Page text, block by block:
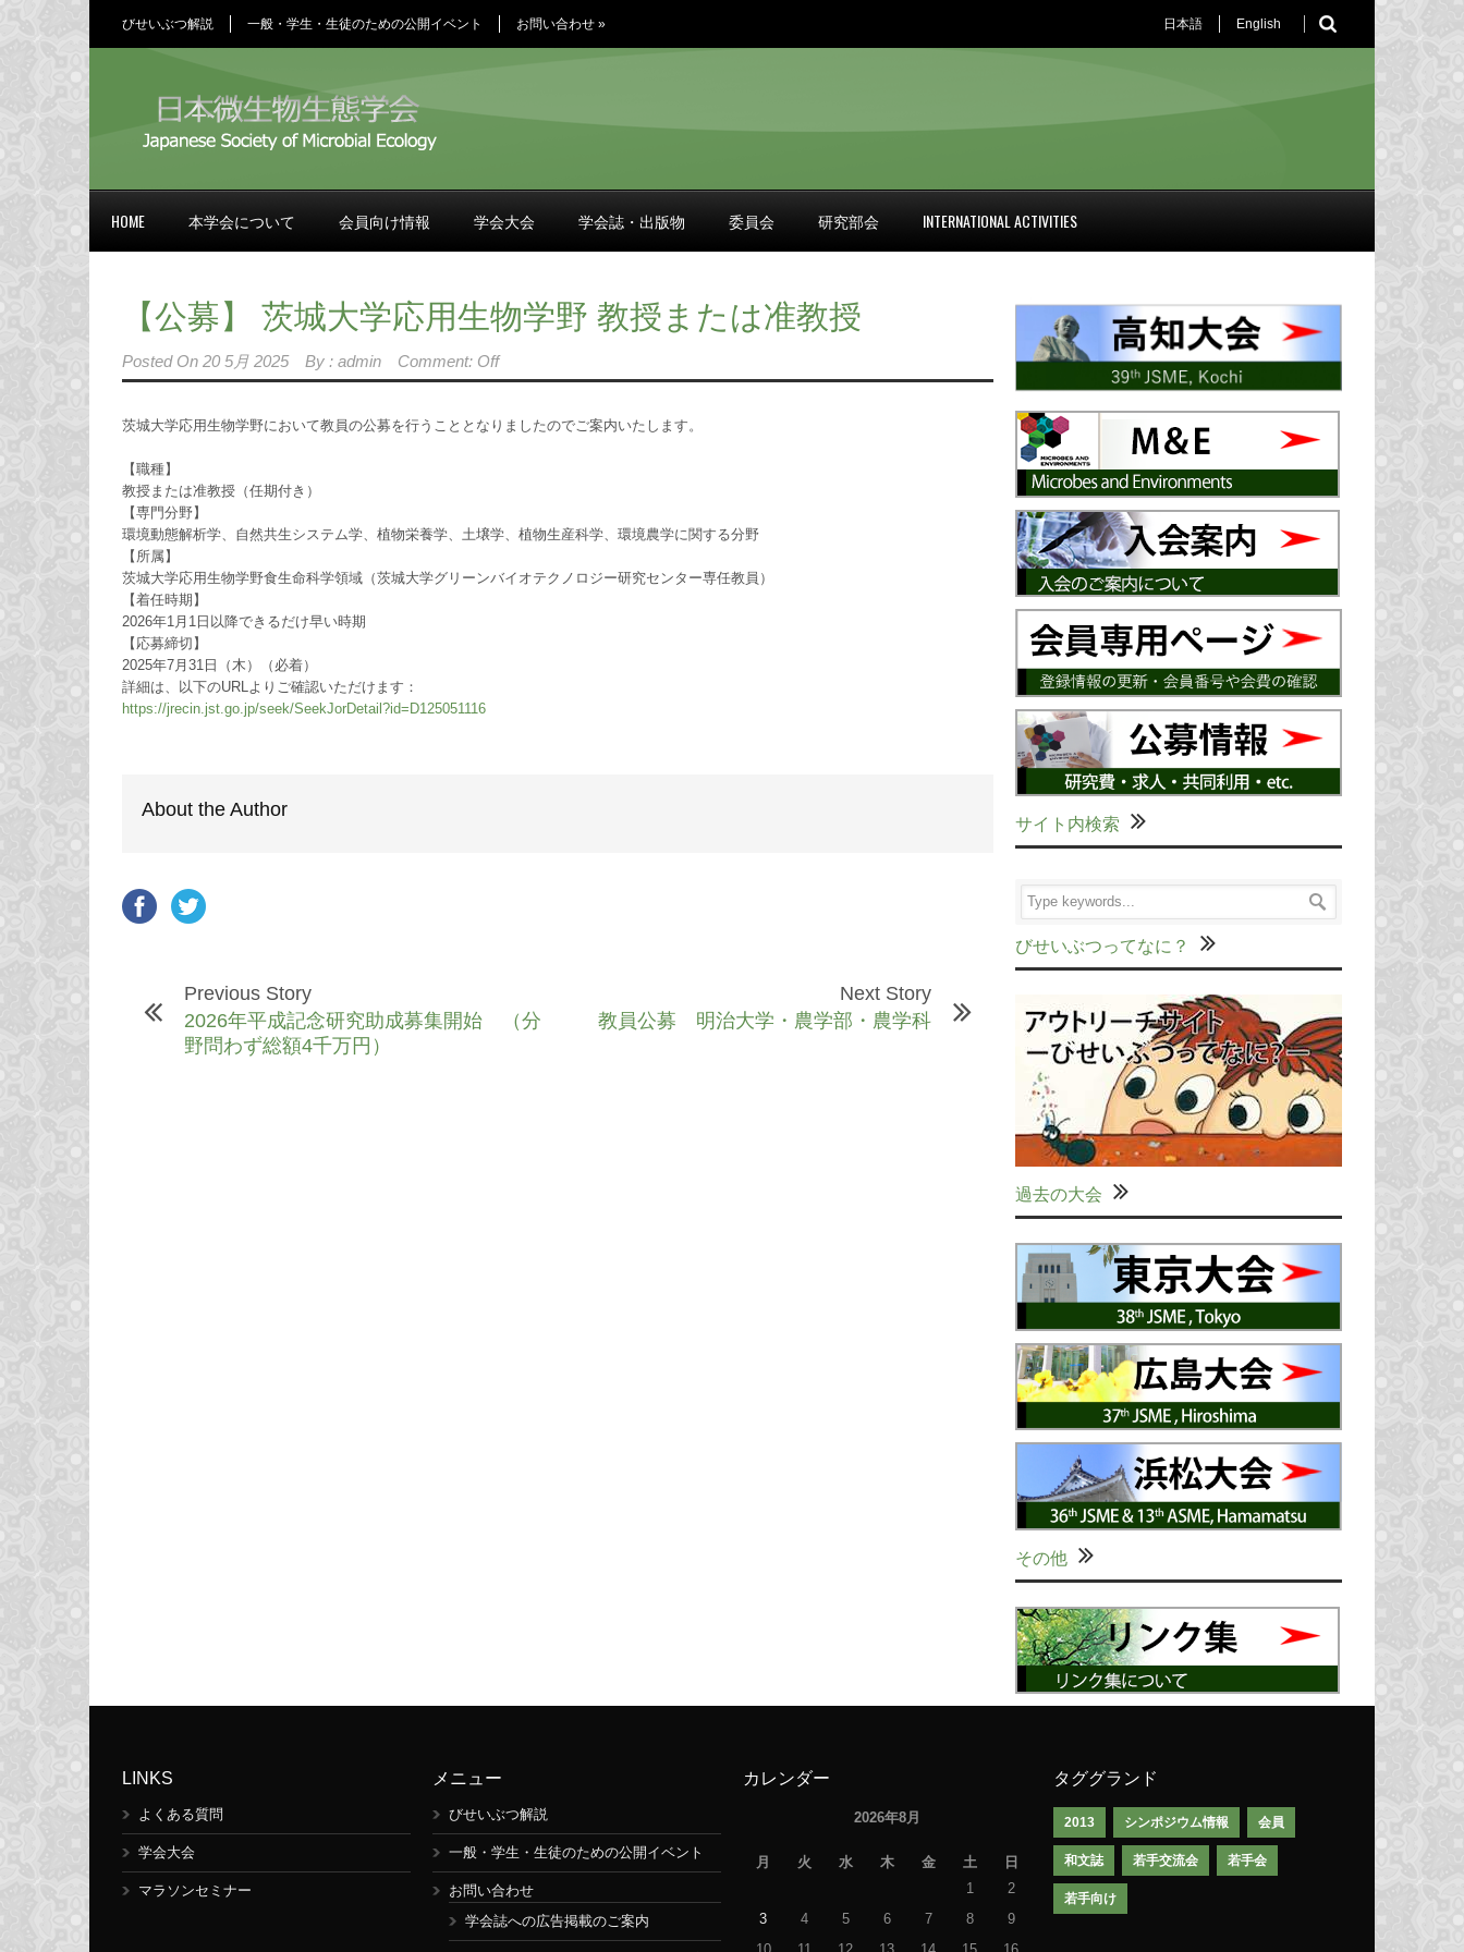
びせいぶつ解説 一般・学生・生徒のための公開イベント お問い合わせ » 日本語 English
HOME 本学会について 会員向け情報 学会大会 学会誌・出版物 委員会 研究部会 INTERNATIONAL ACTIVITIES
【公募】 茨城大学応用生物学野 教授または准教授
Posted On 20 5月 2025 By : admin Comment: Off
茨城大学応用生物学野において教員の公募を行うこととなりましたのでご案内いたします。
【職種】
教授または准教授（任期付き）
【専門分野】
環境動態解析学、自然共生システム学、植物栄養学、土壌学、植物生産科学、環境農学に関する分野
【所属】
茨城大学応用生物学野食生命科学領域（茨城大学グリーンバイオテクノロジー研究センター専任教員）
【着任時期】
2026年1月1日以降できるだけ早い時期
【応募締切】
2025年7月31日（木）（必着）
詳細は、以下のURLよりご確認いただけます：
https://jrecin.jst.go.jp/seek/SeekJorDetail?id=D125051116
About the Author
Previous Story
2026年平成記念研究助成募集開始 （分
野問わず総額4千万円）
Next Story
教員公募 明治大学・農学部・農学科
サイト内検索
びせいぶつってなに？
過去の大会
その他
LINKS
よくある質問
学会大会
マラソンセミナー
メニュー
びせいぶつ解説
一般・学生・生徒のための公開イベント
お問い合わせ
学会誌への広告掲載のご案内
カレンダー
2026年8月
月 火 水 木 金 土
日
1
2
3
4 5 6 7 8
9
タググランド
2013 シンポジウム情報 会員
和文誌 若手交流会 若手会
若手向け